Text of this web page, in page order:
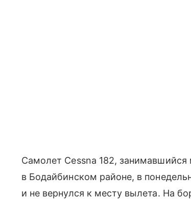
Самолет Cessna 182,
в Бодайбинском районе, в
и не вернулся к месту вылета. На